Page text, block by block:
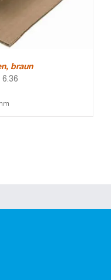
braun
6.36